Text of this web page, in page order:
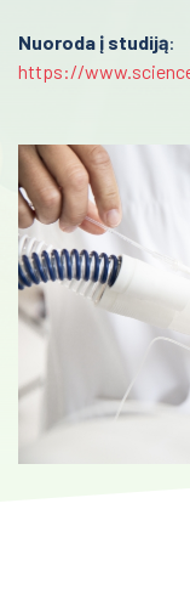
Nuoroda į studiją:
https://